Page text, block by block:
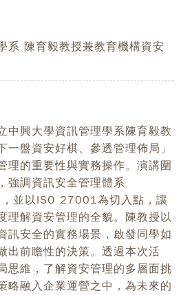
系 陳育毅教授兼教育機構資安
中興大學資訊管理學系陳育毅教
一盤資安好棋、參透管理佈局」
理的重要性與實務操作。演講圍
強調資訊安全管理體系
，並以ISO 27001為切入點，讓
理解資安管理的全貌。陳教授以
訊安全的實務場景，啟發同學如
出前瞻性的決策。透過本次活
思維，了解資安管理的多層面挑
略融入企業運營之中，為未來的